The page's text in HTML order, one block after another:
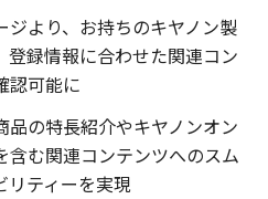
ジより、お持ちのキヤノン製
登録情報に合わせた関連コン
認可能に
品の特長紹介やキヤノンオン
含む関連コンテンツへのスム
リティーを実現